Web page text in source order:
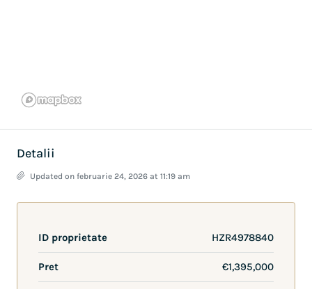
Detalii
Updated on februarie 24, 2026 at 11:19 am
ID proprietate HZR4978840
Pret €1,395,000